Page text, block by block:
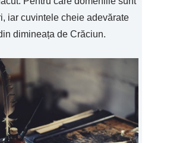
iar cuvintele cheie adevărate
dimineața de Crăciun.